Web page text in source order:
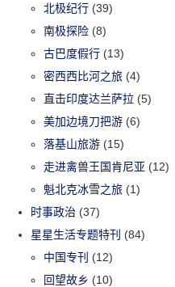
北极纪行 (39)
南极探险 (8)
古巴度假行 (13)
密西西比河之旅 (4)
直击印度达兰萨拉 (5)
美加边境刀把游 (6)
落基山旅游 (15)
走进禽兽王国肯尼亚 (12)
魁北克冰雪之旅 (1)
时事政治 (37)
星星生活专题特刊 (84)
中国专刊 (12)
回望故乡 (10)